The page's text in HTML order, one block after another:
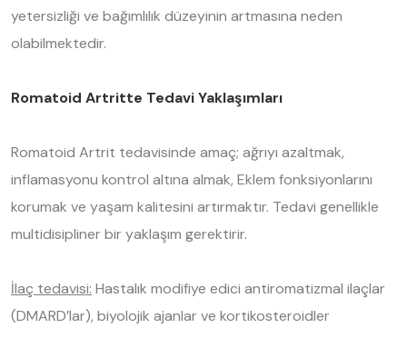
yetersizliği ve bağımlılık düzeyinin artmasına neden
olabilmektedir.
Romatoid Artritte Tedavi Yaklaşımları
Romatoid Artrit tedavisinde amaç; ağrıyı azaltmak,
inflamasyonu kontrol altına almak, Eklem fonksiyonlarını
korumak ve yaşam kalitesini artırmaktır. Tedavi genellikle
multidisipliner bir yaklaşım gerektirir.
İlaç tedavisi: Hastalık modifiye edici antiromatizmal ilaçlar
(DMARD’lar), biyolojik ajanlar ve kortikosteroidler